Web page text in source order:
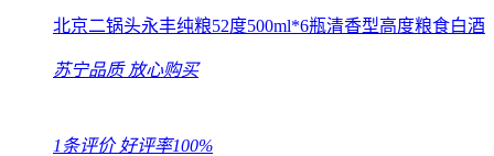
北京二锅头永丰纯粮52度500ml*6瓶清香型高度粮食白酒
苏宁品质 放心购买
1条评价 好评率100%